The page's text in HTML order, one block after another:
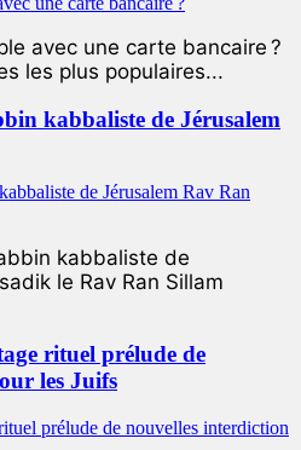
avec une carte bancaire ?
les plus populaires...
kabbaliste de Jérusalem
kabbaliste de
le Rav Ran Sillam
rituel prélude de
les Juifs